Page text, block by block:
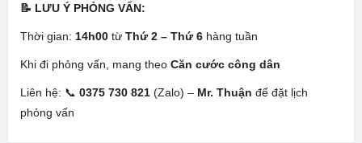
📝 LƯU Ý PHỎNG VẤN:
Thời gian: 14h00 từ Thứ 2 – Thứ 6 hàng tuần
Khi đi phỏng vấn, mang theo Căn cước công dân
Liên hệ: 📞 0375 730 821 (Zalo) – Mr. Thuận để đặt lịch
phỏng vấn